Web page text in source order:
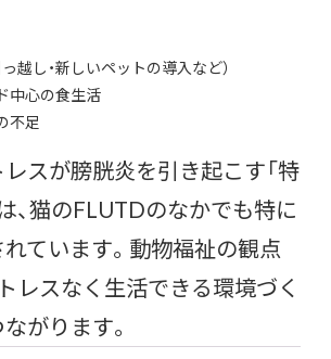
越し・新しいペットの導入など）
中心の食生活
不足
スが膀胱炎を引き起こす「特
、猫のFLUTDのなかでも特に
ています。動物福祉の観点
レスなく生活できる環境づく
がります。